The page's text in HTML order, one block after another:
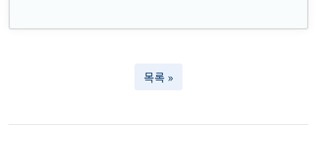
목록 »